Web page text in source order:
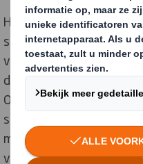
Het verlengde contract
strategie van JLR om
verpakkingen te
door middel van
Onderdeel van de
sorteren en recyclen of
materiaal, zoals karton
verpakkingsproces. De